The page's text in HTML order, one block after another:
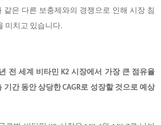
같은 다른 보충제와의 경쟁으로 인해 시장 침
미치고 있습니다.
전 세계 비타민 K2 시장에서 가장 큰 점유율
기간 동안 상당한 CAGR로 성장할 것으로 예상